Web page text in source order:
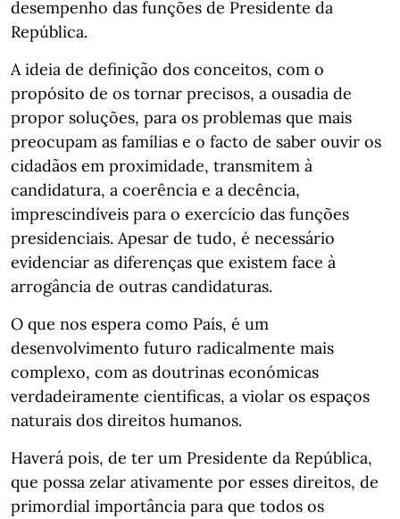
desempenho das funções de Presidente da
República.
A ideia de definição dos conceitos, com o
propósito de os tornar precisos, a ousadia de
propor soluções, para os problemas que mais
preocupam as famílias e o facto de saber ouvir os
cidadãos em proximidade, transmitem à
candidatura, a coerência e a decência,
imprescindíveis para o exercício das funções
presidenciais. Apesar de tudo, é necessário
evidenciar as diferenças que existem face à
arrogância de outras candidaturas.
O que nos espera como País, é um
desenvolvimento futuro radicalmente mais
complexo, com as doutrinas económicas
verdadeiramente cientificas, a violar os espaços
naturais dos direitos humanos.
Haverá pois, de ter um Presidente da República,
que possa zelar ativamente por esses direitos, de
primordial importância para que todos os